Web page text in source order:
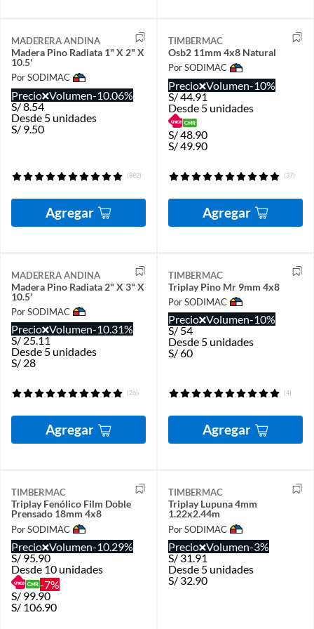
MADERERA ANDINA
Madera Pino Radiata 1" X 2" X
10.5'
Por SODIMAC
Precio Volumen-10.06%
S/8.54
Desde 5 unidades
S/ 9.50
(882)
Agregar
TIMBERMAC
Osb2 11mm 4x8 Natural
Por SODIMAC
Precio Volumen-10%
S/44.91
Desde 5 unidades
S/48.90
S/49.90
(37)
Agregar
MADERERA ANDINA
Madera Pino Radiata 2" X 3" X
10.5'
Por SODIMAC
Precio Volumen-10.31%
S/ 25.11
Desde 5 unidades
S/ 28
(26)
Agregar
TIMBERMAC
Triplay Pino Mr 9mm 4x8
Por SODIMAC
Precio Volumen-10%
S/ 54
Desde 5 unidades
S/60
(4)
Agregar
TIMBERMAC
Triplay Fenólico Film Doble
Prensado 18mm 4x8
Por SODIMAC
Precio Volumen-10.29%
S/95.90
Desde 10 unidades
-7%
S/ 99.90
S/ 106.90
TIMBERMAC
Triplay Lupuna 4mm
1.22x2.44m
Por SODIMAC
Precio Volumen-3%
S/31.91
Desde 5 unidades
S/ 32.90